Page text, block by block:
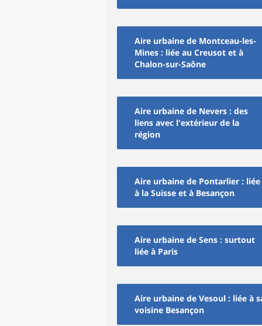
Aire urbaine de Montceau-les-
Mines : liée au Creusot et à
Chalon-sur-Saône
Aire urbaine de Nevers : des
liens avec l'extérieur de la
région
Aire urbaine de Pontarlier : liée
à la Suisse et à Besançon
Aire urbaine de Sens : surtout
liée à Paris
Aire urbaine de Vesoul : liée à
voisine Besançon